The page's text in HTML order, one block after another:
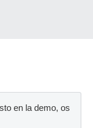
en la demo, os